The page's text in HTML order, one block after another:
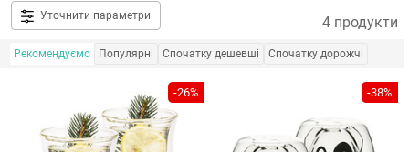
Уточнити параметри 4 продукти
Рекомендуємо Популярні Спочатку дешевші Спочатку дорожчі
-26% -38%